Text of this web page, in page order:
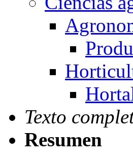
Texto
Resumen